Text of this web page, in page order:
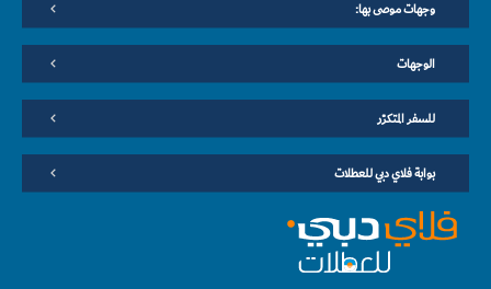
وجهات موصى بها:
الوجهات
للسفر المتكرّر
بوابة فلاي دبي للعطلات